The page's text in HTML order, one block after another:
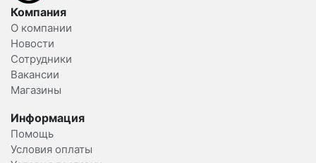
Компания
О компании
Новости
Сотрудники
Вакансии
Магазины
Информация
Помощь
Условия оплаты